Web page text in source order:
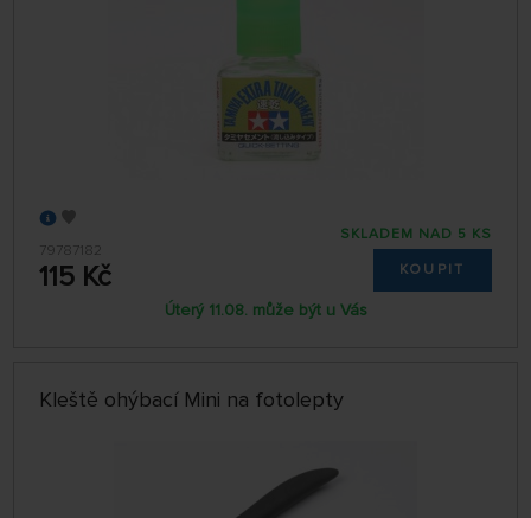
79787182
115 Kč
SKLADEM NAD 5 KS
KOUPIT
Úterý 11.08. může být u Vás
Kleště ohýbací Mini na fotolepty